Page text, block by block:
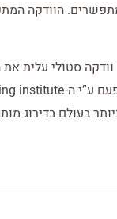
הוודקה
קיבלה וודקה סטולי
בעולם בדירוג